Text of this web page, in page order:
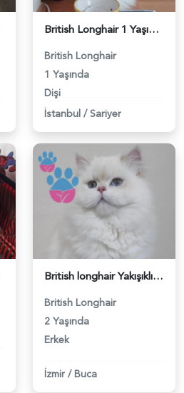
British Longhair 1 Yaşında Dişi Kızgınlıkta - 118984561
British Longhair
1 Yaşında
Dişi
İstanbul / Sariyer
British longhair Yakışıklı Asil Safkan Beyaz oğlum - 118984551
British Longhair
2 Yaşında
Erkek
İzmir / Buca